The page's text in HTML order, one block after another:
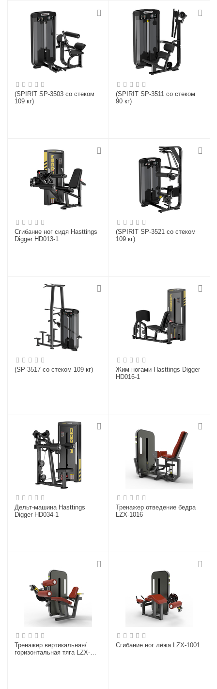
(SPIRIT SP-3503 co стеком
109 кг)
(SPIRIT SP-3511 со стеком
90 кг)
Сгибание ног сидя Hasttings
Digger HD013-1
(SPIRIT SP-3521 со стеком
109 кг)
(SP-3517 со стеком 109 кг)
Жим ногами Hasttings Digger
HD016-1
Дельт-машина Hasttings
Digger HD034-1
Тренажер отведение бедра
LZX-1016
Тренажер вертикальная/
горизонтальная тяга LZX-
Сгибание ног лёжа LZX-1001